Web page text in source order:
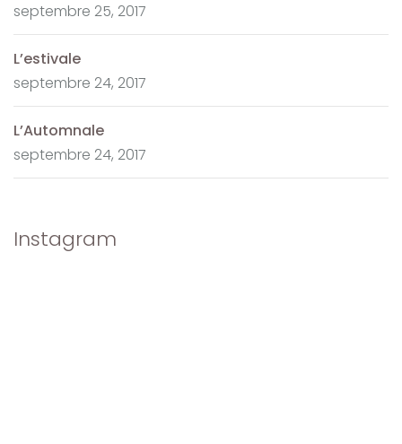
septembre 25, 2017
L’estivale
septembre 24, 2017
L’Automnale
septembre 24, 2017
Instagram